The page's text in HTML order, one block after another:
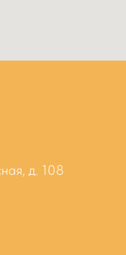
д. 108